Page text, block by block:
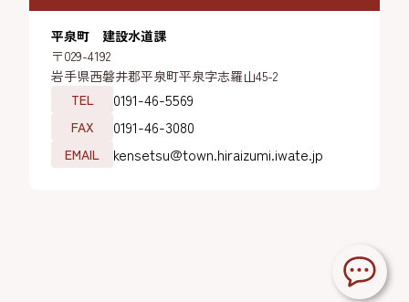
平泉町 建設水道課
〒029-4192
岩手県西磐井郡平泉町平泉字志羅山45-2
TEL
0191-46-5569
FAX 0191-46-3080
EMAIL kensetsu@town.hiraizumi.iwate.jp